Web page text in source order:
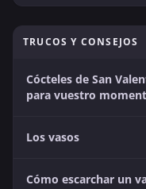
TRUCOS Y CONSEJOS
Cócteles de San
para vuestro
Los vasos
Cómo escarchar un